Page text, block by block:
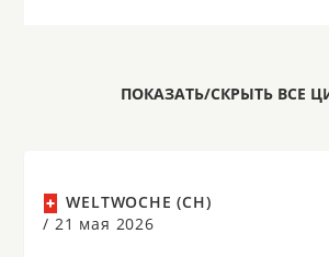
ПОКАЗАТЬ/СКРЫТЬ ВСЕ
WELTWOCHE (CH)
/ 21 мая 2026